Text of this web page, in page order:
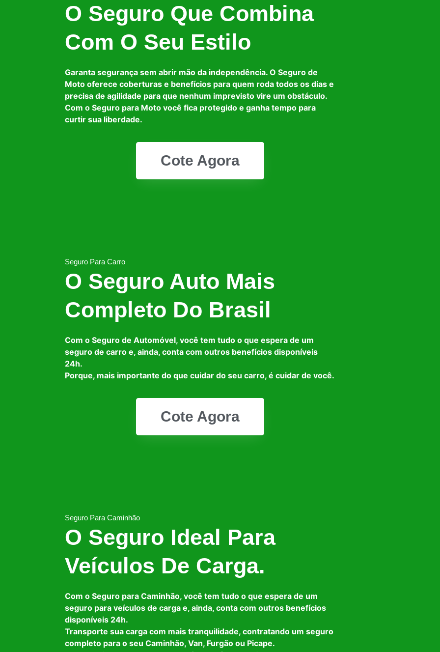
O Seguro Que Combina
Com O Seu Estilo
Garanta segurança sem abrir mão da independência. O Seguro de
Moto oferece coberturas e benefícios para quem roda todos os dias e
precisa de agilidade para que nenhum imprevisto vire um obstáculo.
Com o Seguro para Moto você fica protegido e ganha tempo para
curtir sua liberdade.
Cote Agora
Seguro Para Carro
O Seguro Auto Mais
Completo Do Brasil
Com o Seguro de Automóvel, você tem tudo o que espera de um
seguro de carro e, ainda, conta com outros benefícios disponíveis
24h.
Porque, mais importante do que cuidar do seu carro, é cuidar de você.
Cote Agora
Seguro Para Caminhão
O Seguro Ideal Para
Veículos De Carga.
Com o Seguro para Caminhão, você tem tudo o que espera de um
seguro para veículos de carga e, ainda, conta com outros benefícios
disponíveis 24h.
Transporte sua carga com mais tranquilidade, contratando um seguro
completo para o seu Caminhão, Van, Furgão ou Picape.